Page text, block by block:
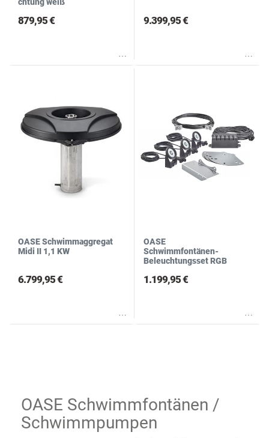
879,95 € 9.399,95 €
OASE Schwimmaggregat
Midi II 1,1 KW
6.799,95 €
OASE
Schwimmfontänen-
Beleuchtungsset RGB
1.199,95 €
OASE Schwimmfontänen /
Schwimmpumpen